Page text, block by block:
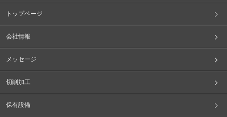
トップページ
会社情報
メッセージ
切削加工
保有設備